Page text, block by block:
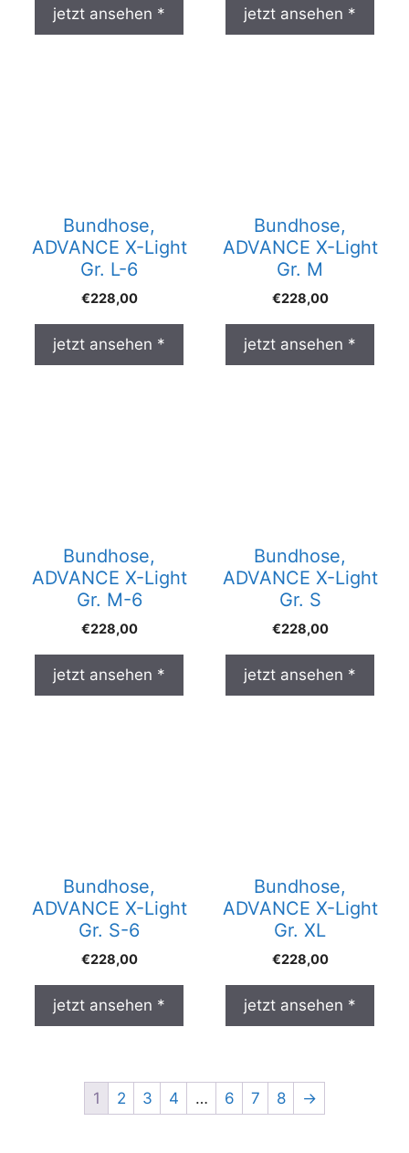
jetzt ansehen * jetzt ansehen *
Bundhose,
ADVANCE X-Light
Gr. L-6
€228,00
jetzt ansehen *
Bundhose,
ADVANCE X-Light
Gr. M
€228,00
jetzt ansehen *
Bundhose,
ADVANCE X-Light
Gr. M-6
€228,00
jetzt ansehen *
Bundhose,
ADVANCE X-Light
Gr. S
€228,00
jetzt ansehen *
Bundhose,
ADVANCE X-Light
Gr. S-6
€228,00
jetzt ansehen *
Bundhose,
ADVANCE X-Light
Gr. XL
€228,00
jetzt ansehen *
1 2 3 4 … 6 7 8 →